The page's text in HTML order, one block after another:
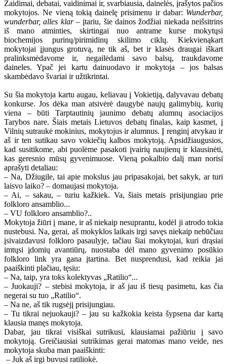
Žaidimai, debatai, vaidinimai ir, svarbiausia, dainelės, įrašytos pačios
mokytojos. Ne vieną tokią dainelę prisimenu ir dabar: Wunderbar,
wunderbar, alles klar– įtariu, šie dainos žodžiai niekada neišsitrins
iš mano atminties, skirtingai nuo antrame kurse mokytųsi
biochemijos purinų/pirimidinų skilimo ciklų. Kiekvienąkart
mokytojai įjungus grotuvą, ne tik aš, bet ir klasės draugai iškart
pralinksmėdavome ir, negailėdami savo balsų, traukdavome
daineles. Ypač jei kartu dainuodavo ir mokytoja – jos balsas
skambėdavo švariai ir užtikrintai.
Su šia mokytoja kartu augau, keliavau į Vokietiją, dalyvavau debatų
konkurse. Jos dėka man atsivėrė daugybė naujų galimybių, kurių
viena – būti Tarptautinių jaunimo debatų alumnų asociacijos
Tarybos nare. Šiais metais Lietuvos debatų finalas, kaip kasmet, į
Vilnių sutraukė mokinius, mokytojus ir alumnus. Į renginį atvykau ir
aš ir ten sutikau savo vokiečių kalbos mokytoją. Apsidžiaugusios,
kad susitikome, abi puolėme pasakoti įvairių naujienų ir klausinėti,
kas geresnio mūsų gyvenimuose. Vieną pokalbio dalį man norisi
aprašyti detaliau:
– Na, Džiugile, tai apie mokslus jau pripasakojai, bet sakyk, ar turi
laisvo laiko? – domaujasi mokytoja.
– Ai, – sakau, – turiu kažkiek. Va, šiais metais prisijungiau prie
folkloro ansamblio...
– VU folkloro ansamblio?..
Mokytoja žiūri į mane, ir aš niekaip nesuprantu, kodėl ji atrodo tokia
nustebusi. Na, gerai, aš mokyklos laikais irgi savęs niekaip nebūčiau
įsivaizdavusi folkloro pasaulyje, tačiau šiai mokytojai, kuri drąsiai
imtųsi įdomių avantiūrų, nuostaba dėl mano gyvenimo posūkio
folkloro link yra gana įtartina. Bet nusprendusi, kad reikia jai
paaiškinti plačiau, tęsiu:
– Na, taip, yra toks kolektyvas „Ratilio“...
– Juokauji? – stebisi mokytoja, ir aš jau iš tiesų pasimetu, kas čia
negerai su tuo „Ratilio“.
– Na ne, aš tik rugsėjį prisijungiau.
– Tu tikrai nejuokauji? – jau su kažkokia keista šypsena dar kartą
klausia manęs mokytoja.
Dabar, jau tikrai visiškai sutrikusi, klausiamai pažiūriu į savo
mokytoją. Greičiausiai sutrikimas gerai matomas mano veide, nes
mokytoja skuba man paaiškinti:
– Juk aš irgi buvusi ratiliokė.